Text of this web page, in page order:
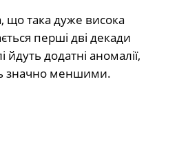
що така дуже висока
перші дві декади
йдуть додатні аномалії,
значно меншими.